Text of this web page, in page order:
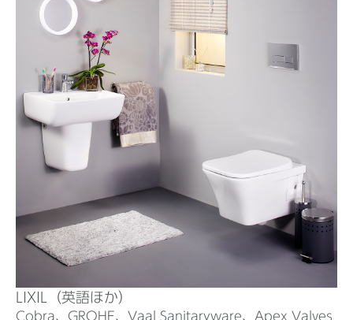
LIXIL（英語ほか）
Cobra、GROHE、Vaal Sanitaryware、Apex Valves